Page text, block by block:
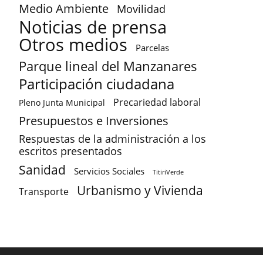
Medio Ambiente Movilidad
Noticias de prensa
Otros medios Parcelas
Parque lineal del Manzanares
Participación ciudadana
Pleno Junta Municipal Precariedad laboral
Presupuestos e Inversiones
Respuestas de la administración a los
escritos presentados
Sanidad Servicios Sociales TitiriVerde
Transporte Urbanismo y Vivienda